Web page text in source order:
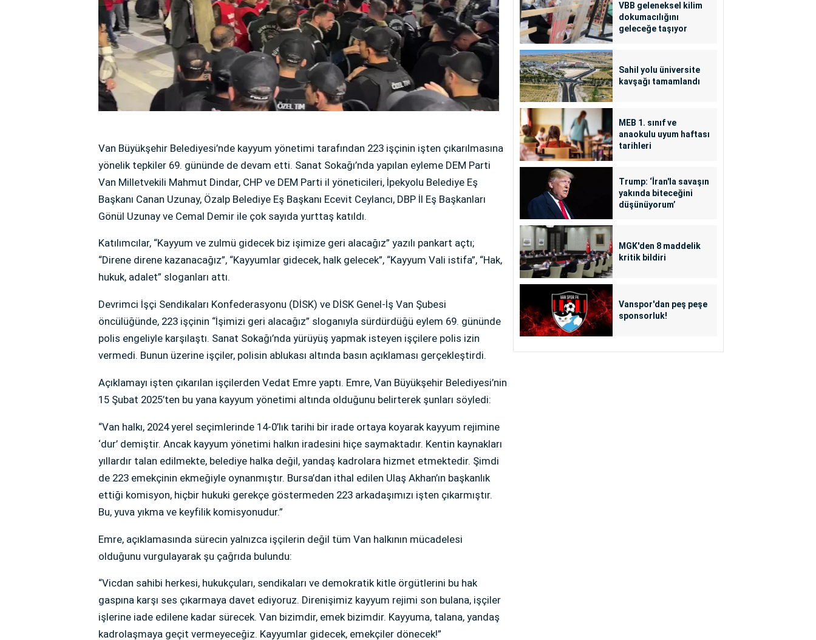
Van Büyükşehir Belediyesi’nde kayyum yönetimi tarafından 223 işçinin işten çıkarılmasına
yönelik tepkiler 69. gününde de devam etti. Sanat Sokağı’nda yapılan eyleme DEM Parti
Van Milletvekili Mahmut Dindar, CHP ve DEM Parti il yöneticileri, İpekyolu Belediye Eş
Başkanı Canan Uzunay, Özalp Belediye Eş Başkanı Ecevit Ceylancı, DBP İl Eş Başkanları
Gönül Uzunay ve Cemal Demir ile çok sayıda yurttaş katıldı.
Katılımcılar, “Kayyum ve zulmü gidecek biz işimize geri alacağız” yazılı pankart açtı;
“Direne direne kazanacağız”, “Kayyumlar gidecek, halk gelecek”, “Kayyum Vali istifa”, “Hak,
hukuk, adalet” sloganları attı.
Devrimci İşçi Sendikaları Konfederasyonu (DİSK) ve DİSK Genel-İş Van Şubesi
öncülüğünde, 223 işçinin “İşimizi geri alacağız” sloganıyla sürdürdüğü eylem 69. gününde
polis engeliyle karşılaştı. Sanat Sokağı’nda yürüyüş yapmak isteyen işçilere polis izin
vermedi. Bunun üzerine işçiler, polisin ablukası altında basın açıklaması gerçekleştirdi.
Açıklamayı işten çıkarılan işçilerden Vedat Emre yaptı. Emre, Van Büyükşehir Belediyesi’nin
15 Şubat 2025’ten bu yana kayyum yönetimi altında olduğunu belirterek şunları söyledi:
“Van halkı, 2024 yerel seçimlerinde 14-0’lık tarihi bir irade ortaya koyarak kayyum rejimine
‘dur’ demiştir. Ancak kayyum yönetimi halkın iradesini hiçe saymaktadır. Kentin kaynakları
yıllardır talan edilmekte, belediye halka değil, yandaş kadrolara hizmet etmektedir. Şimdi
de 223 emekçinin ekmeğiyle oynanmıştır. Bursa’dan ithal edilen Ulaş Akhan’ın başkanlık
ettiği komisyon, hiçbir hukuki gerekçe göstermeden 223 arkadaşımızı işten çıkarmıştır.
Bu, yuva yıkma ve keyfilik komisyonudur.”
Emre, açıklamasında sürecin yalnızca işçilerin değil tüm Van halkının mücadelesi
olduğunu vurgulayarak şu çağrıda bulundu:
“Vicdan sahibi herkesi, hukukçuları, sendikaları ve demokratik kitle örgütlerini bu hak
gaspına karşı ses çıkarmaya davet ediyoruz. Direnişimiz kayyum rejimi son bulana, işçiler
işlerine iade edilene kadar sürecek. Van bizimdir, emek bizimdir. Kayyuma, talana, yandaş
kadrolaşmaya geçit vermeyeceğiz. Kayyumlar gidecek, emekçiler dönecek!”
VBB geleneksel kilim
dokumacılığını
geleceğe taşıyor
Sahil yolu üniversite
kavşağı tamamlandı
MEB 1. sınıf ve
anaokulu uyum haftası
tarihleri
Trump: ‘İran'la savaşın
yakında biteceğini
düşünüyorum’
MGK'den 8 maddelik
kritik bildiri
Vanspor'dan peş peşe
sponsorluk!